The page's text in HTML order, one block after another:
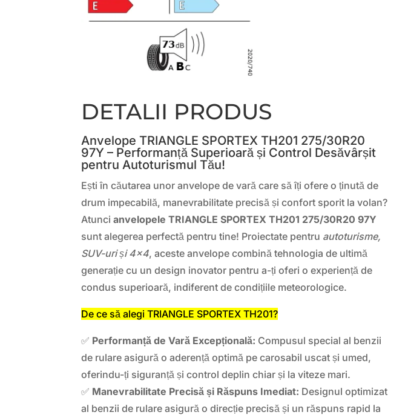
DETALII PRODUS
Anvelope TRIANGLE SPORTEX TH201 275/30R20
97Y – Performanță Superioară și Control Desăvârșit
pentru Autoturismul Tău!
Ești în căutarea unor anvelope de vară care să îți ofere o ținută de
drum impecabilă, manevrabilitate precisă și confort sporit la volan?
Atuncianvelopele TRIANGLE SPORTEX TH201 275/30R20 97Y
sunt alegerea perfectă pentru tine! Proiectate pentru autoturisme,
SUV-uri și 4×4, aceste anvelope combină tehnologia de ultimă
generație cu un design inovator pentru a-ți oferi o experiență de
condus superioară, indiferent de condițiile meteorologice.
De ce să alegi TRIANGLE SPORTEX TH201?
✅ Performanță de Vară Excepțională: Compusul special al benzii
de rulare asigură o aderență optimă pe carosabil uscat și umed,
oferindu-ți siguranță și control deplin chiar și la viteze mari.
✅ Manevrabilitate Precisă și Răspuns Imediat: Designul optimizat
al benzii de rulare asigură o direcție precisă și un răspuns rapid la